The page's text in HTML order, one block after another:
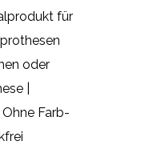
für
oder
|
Farb-